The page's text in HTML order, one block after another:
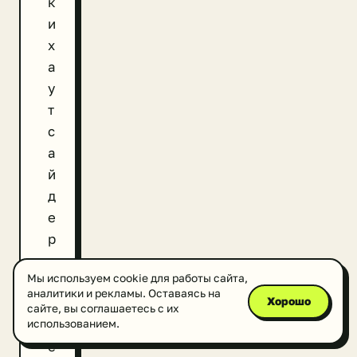
и
х
а
у
т
с
а
й
д
е
р
о
в
.
Р
е
Мы используем cookie для работы сайта,
аналитики и рекламы. Оставаясь на
сайте, вы соглашаетесь с их
использованием.
Хорошо